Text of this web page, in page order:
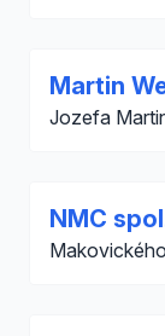
Martin
Jozefa
NMC